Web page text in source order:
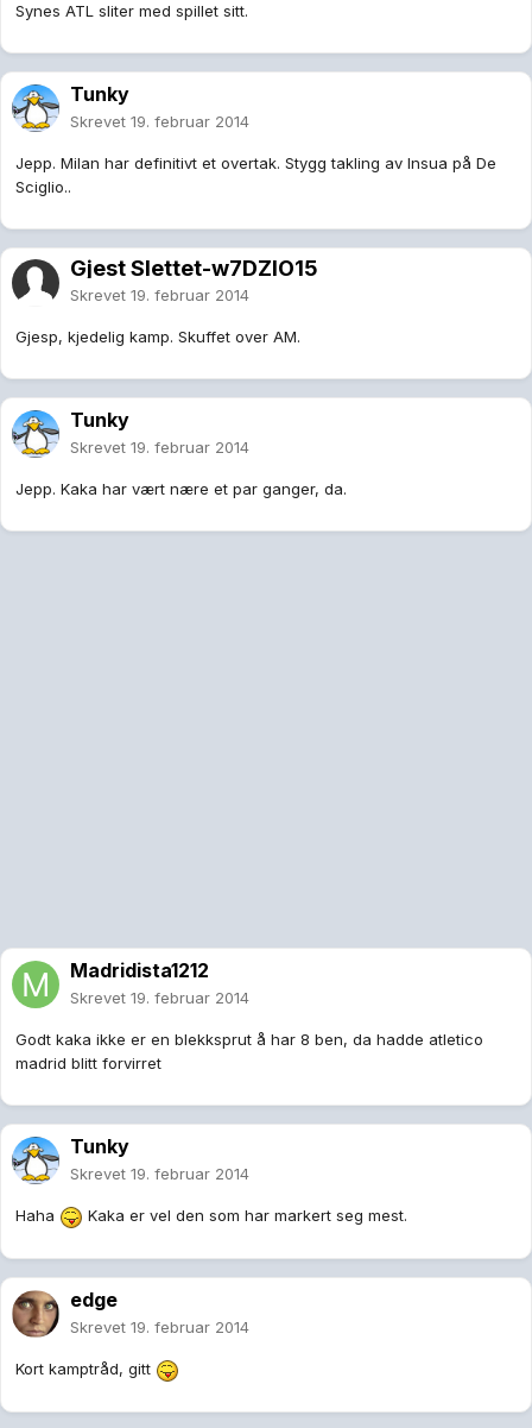
Synes ATL sliter med spillet sitt.
Tunky
Skrevet 19. februar 2014
Jepp. Milan har definitivt et overtak. Stygg takling av Insua på De
Sciglio..
Gjest Slettet-w7DZlO15
Skrevet 19. februar 2014
Gjesp, kjedelig kamp. Skuffet over AM.
Tunky
Skrevet 19. februar 2014
Jepp. Kaka har vært nære et par ganger, da.
Madridista1212
Skrevet 19. februar 2014
Godt kaka ikke er en blekksprut å har 8 ben, da hadde atletico
madrid blitt forvirret
Tunky
Skrevet 19. februar 2014
Haha Kaka er vel den som har markert seg mest.
edge
Skrevet 19. februar 2014
Kort kamptråd, gitt